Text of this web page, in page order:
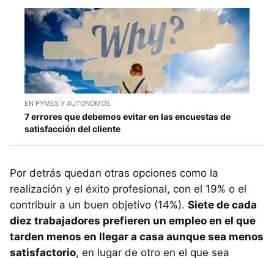
EN PYMES Y AUTONOMOS
7 errores que debemos evitar en las encuestas de
satisfacción del cliente
Por detrás quedan otras opciones como la
realización y el éxito profesional, con el 19% o el
contribuir a un buen objetivo (14%). Siete de cada
diez trabajadores prefieren un empleo en el que
tarden menos en llegar a casa aunque sea menos
satisfactorio, en lugar de otro en el que sea